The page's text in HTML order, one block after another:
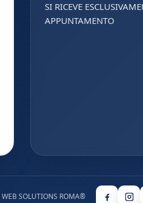
SI RICEVE
APPUNTAMENTO
WEB SOLUTIONS ROMA®